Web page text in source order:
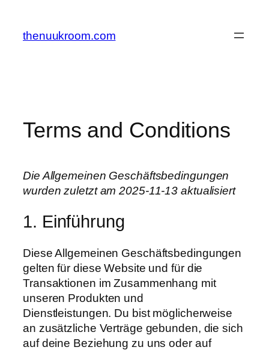
springen
thenuukroom.com
Terms and Conditions
Die Allgemeinen Geschäftsbedingungen
wurden zuletzt am 2025-11-13 aktualisiert
1. Einführung
Diese Allgemeinen Geschäftsbedingungen
gelten für diese Website und für die
Transaktionen im Zusammenhang mit
unseren Produkten und
Dienstleistungen. Du bist möglicherweise
an zusätzliche Verträge gebunden, die sich
auf deine Beziehung zu uns oder auf